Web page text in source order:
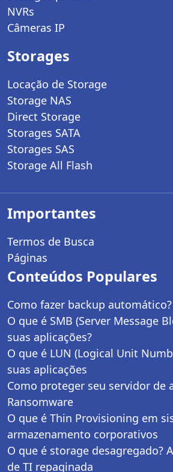
NVRs
Câmeras IP
Storages
Locação de Storage
Storage NAS
Direct Storage
Storages SATA
Storages SAS
Storage All Flash
Importantes
Termos de Busca
Páginas
Conteúdos Populares
Como fazer backup automático?
O que é SMB (Server Message
suas aplicações?
O que é LUN (Logical Unit
suas aplicações
Como proteger seu servidor de
Ransomware
O que é Thin Provisioning em
armazenamento corporativos
O que é storage desagregado?
de TI repaginada